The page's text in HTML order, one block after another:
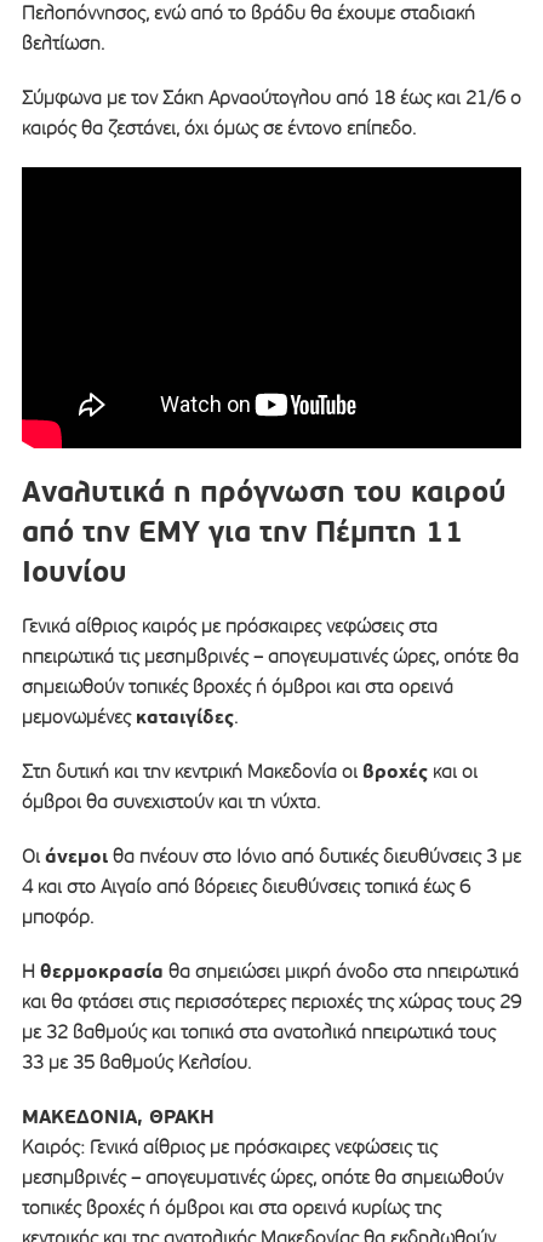
Πελοπόννησος, ενώ από το βράδυ θα έχουμε σταδιακή
βελτίωση.
Σύμφωνα με τον Σάκη Αρναούτογλου από 18 έως και 21/6 ο
καιρός θα ζεστάνει, όχι όμως σε έντονο επίπεδο.
Αναλυτικά η πρόγνωση του καιρού
από την ΕΜΥ για την Πέμπτη 11
Ιουνίου
Γενικά αίθριος καιρός με πρόσκαιρες νεφώσεις στα
ηπειρωτικά τις μεσημβρινές – απογευματινές ώρες, οπότε θα
σημειωθούν τοπικές βροχές ή όμβροι και στα ορεινά
μεμονωμένες καταιγίδες.
Στη δυτική και την κεντρική Μακεδονία οι βροχέςκαι οι
όμβροι θα συνεχιστούν και τη νύχτα.
Οι άνεμοιθα πνέουν στο Ιόνιο από δυτικές διευθύνσεις 3 με
4 και στο Αιγαίο από βόρειες διευθύνσεις τοπικά έως 6
μποφόρ.
Η θερμοκρασία θα σημειώσει μικρή άνοδο στα ηπειρωτικά
και θα φτάσει στις περισσότερες περιοχές της χώρας τους 29
με 32 βαθμούς και τοπικά στα ανατολικά ηπειρωτικά τους
33 με 35 βαθμούς Κελσίου.
ΜΑΚΕΔΟΝΙΑ, ΘΡΑΚΗ
Καιρός: Γενικά αίθριος με πρόσκαιρες νεφώσεις τις
μεσημβρινές – απογευματινές ώρες, οπότε θα σημειωθούν
τοπικές βροχές ή όμβροι και στα ορεινά κυρίως της